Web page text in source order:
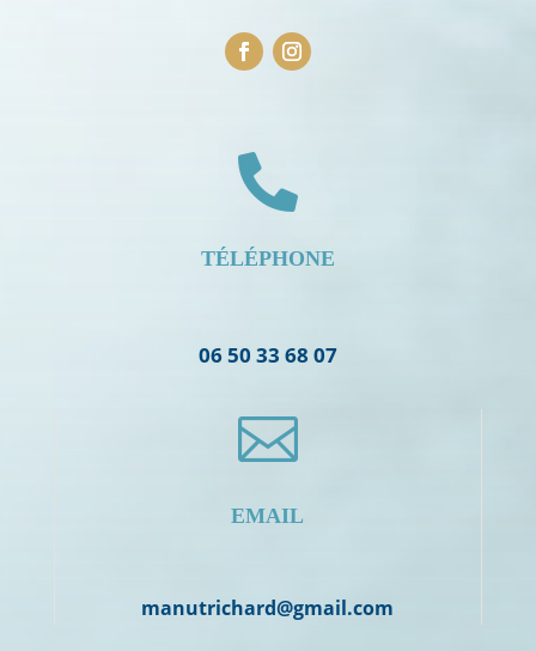

TÉLÉPHONE
06 50 33 68 07

EMAIL
manutrichard@gmail.com